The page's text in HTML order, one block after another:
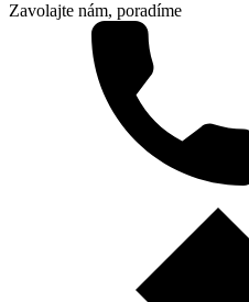
Zavolajte nám, poradíme